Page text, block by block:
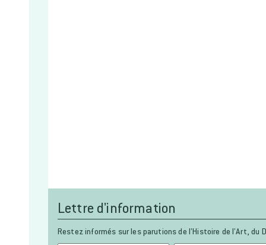
Lettre d'information
Restez informés sur les parutions de l’Histoire de l’Art, du